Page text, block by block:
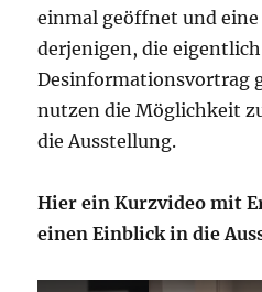
einmal geöffnet und eine
derjenigen, die
Desinformationsvortrag
nutzen die Möglichkeit
die Ausstellung.
Hier ein Kurzvideo mit
einen Einblick in die